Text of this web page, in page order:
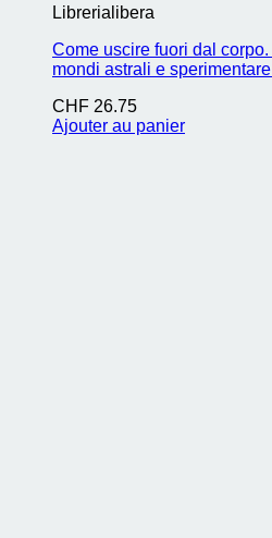
Librerialibera
Come uscire fuori dal
mondi astrali e
CHF 26.75
Ajouter au panier